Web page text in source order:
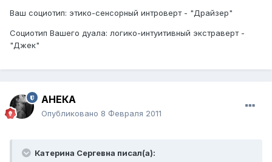
Ваш социотип: этико-сенсорный интроверт - "Драйзер"
Социотип Вашего дуала: логико-интуитивный экстраверт -
"Джек"
АНЕКА
Опубликовано 8 Февраля 2011
Катерина Сергевна писал(а):